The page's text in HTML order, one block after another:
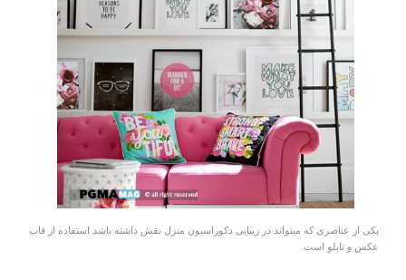
یکی از عناصری که میتواند در زیبایی دکوراسیون منزل نقش داشته باشد استفاده از قاب
عکس و تابلو است.